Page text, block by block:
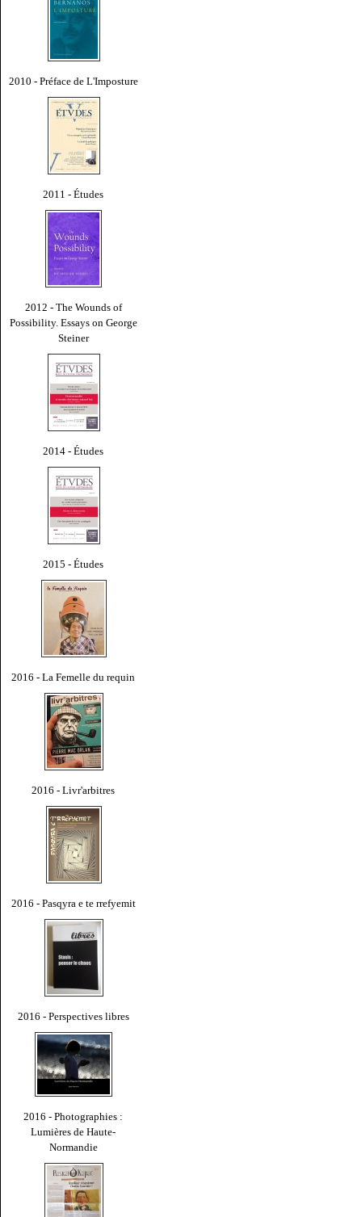
2010 - Préface de L'Imposture
2011 - Études
2012 - The Wounds of
Possibility. Essays on George
Steiner
2014 - Études
2015 - Études
2016 - La Femelle du requin
2016 - Livr'arbitres
2016 - Pasqyra e te rrefyemit
2016 - Perspectives libres
2016 - Photographies :
Lumières de Haute-
Normandie